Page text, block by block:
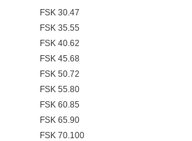
FSK 30.47
FSK 35.55
FSK 40.62
FSK 45.68
FSK 50.72
FSK 55.80
FSK 60.85
FSK 65.90
FSK 70.100